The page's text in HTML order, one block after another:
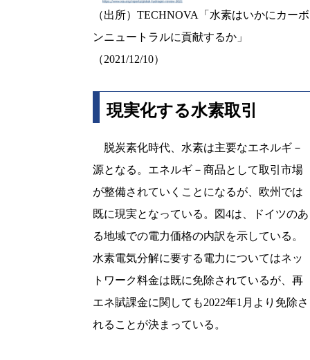
（出所）TECHNOVA「水素はいかにカーボ
ンニュートラルに貢献するか」
（2021/12/10）
現実化する水素取引
脱炭素化時代、水素は主要なエネルギ－
源となる。エネルギ－商品として取引市場
が整備されていくことになるが、欧州では
既に現実となっている。図4は、ドイツのあ
る地域での電力価格の内訳を示している。
水素電気分解に要する電力についてはネッ
トワーク料金は既に免除されているが、再
エネ賦課金に関しても2022年1月より免除さ
れることが決まっている。